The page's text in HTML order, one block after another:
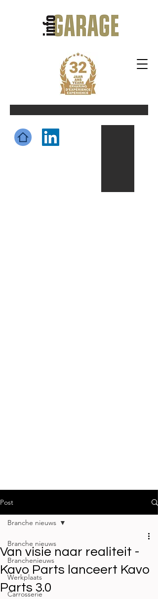
Post
Branche nieuws
Branchenieuws
Werkplaats
Carrosserie
Branche nieuws
Van visie naar realiteit -
Kavo Parts lanceert Kavo
Parts 3.0